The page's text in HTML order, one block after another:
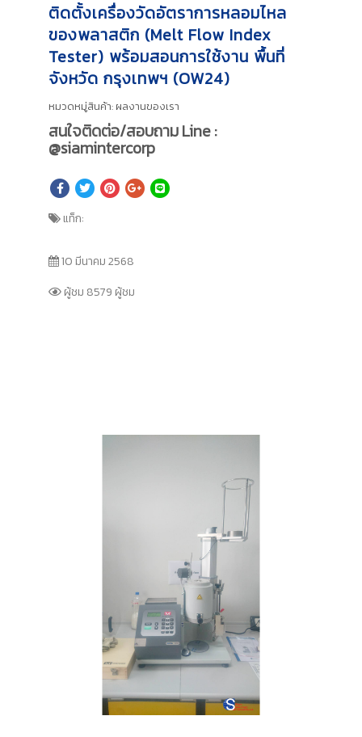
ติดตั้งเครื่องวัดอัตราการหลอมไหล
ของพลาสติก (Melt Flow Index
Tester) พร้อมสอนการใช้งาน พื้นที่
จังหวัด กรุงเทพฯ (OW24)
หมวดหมู่สินค้า: ผลงานของเรา
สนใจติดต่อ/สอบถาม Line :
@siamintercorp
แท็ก:
10 มีนาคม 2568
ผู้ชม 8579 ผู้ชม